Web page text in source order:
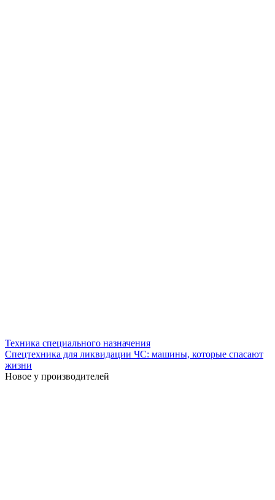
Техника специального назначения
Спецтехника для ликвидации ЧС: машины, которые спасают
жизни
Новое у производителей